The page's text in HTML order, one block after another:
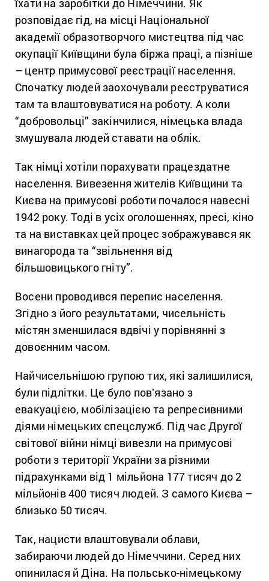
їхати на заробітки до Німеччини. Як
розповідає гід, на місці Національної
академії образотворчого мистецтва під час
окупації Київщини була біржа праці, а пізніше
– центр примусової реєстрації населення.
Спочатку людей заохочували реєструватися
там та влаштовуватися на роботу. А коли
“добровольці” закінчилися, німецька влада
змушувала людей ставати на облік.
Так німці хотіли порахувати працездатне
населення. Вивезення жителів Київщини та
Києва на примусові роботи почалося навесні
1942 року. Тоді в усіх оголошеннях, пресі, кіно
та на виставках цей процес зображувався як
винагорода та “звільнення від
більшовицького гніту”.
Восени проводився перепис населення.
Згідно з його результатами, чисельність
містян зменшилася вдвічі у порівнянні з
довоєнним часом.
Найчисельнішою групою тих, які залишилися,
були підлітки. Це було повʼязано з
евакуацією, мобілізацією та репресивними
діями німецьких спецслужб. Під час Другої
світової війни німці вивезли на примусові
роботи з території України за різними
підрахунками від 1 мільйона 177 тисяч до 2
мільйонів 400 тисяч людей. З самого Києва –
близько 50 тисяч.
Так, нацисти влаштовували облави,
забираючи людей до Німеччини. Серед них
опинилася й Діна. На польсько-німецькому